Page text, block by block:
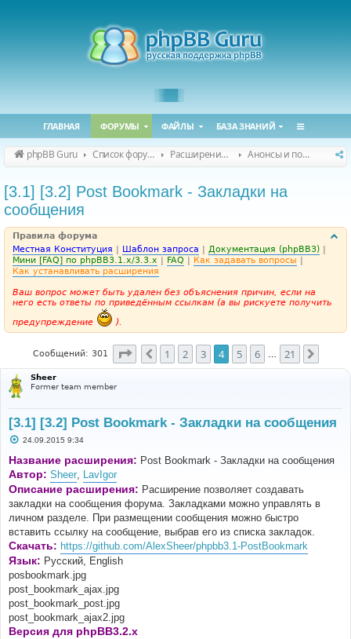
ГЛАВНАЯ ФОРУМЫ ФАЙЛЫ БАЗА ЗНАНИЙ
phpBB Guru Список форумов Расширения phpBB Анонсы и поддержка расширений для phpBB
[3.1] [3.2] Post Bookmark - Закладки на
сообщения
Правила форума
Местная Конституция | Шаблон запроса | Документация (phpBB3) |
Мини [FAQ] по phpBB3.1.x/3.3.x | FAQ | Как задавать вопросы |
Как устанавливать расширения
Ваш вопрос может быть удален без объяснения причин, если на
него есть ответы по приведённым ссылкам (а вы рискуете получить
предупреждение
).
Сообщений: 301 Страница 4из21
Пред.
1 2 3 4 5 6 21
Sheer
Former team member
[3.1] [3.2] Post Bookmark - Закладки на сообщения
С
о
б
щ
н
и
24.09.2015 9:34
Название расширения: Post Bookmark - Закладки на сообщения
Автор: Sheer, LavIgor
Описание расширения: Расширение позволяет создавать
закладки на сообщения форума. Закладками можно управлять в
личном разделе. При размещении сообщения можно быстро
вставить ссылку на сообщение, выбрав его из списка закладок.
Скачать: https://github.com/AlexSheer/phpbb3.1-PostBookmark
Язык: Русский, English
posbookmark.jpg
post_bookmark_ajax.jpg
post_bookmark_post.jpg
post_bookmark_ajax2.jpg
Версия для phpBB3.2.x